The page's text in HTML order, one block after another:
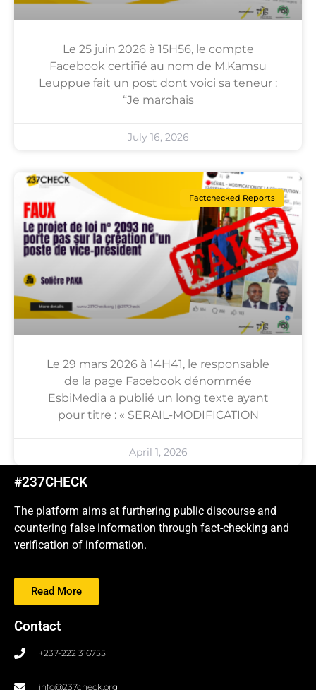
Le 25 juin 2026 à 15H56, le compte
Facebook certifié au nom de M.Kamsu
Leuppue fait un post dont voici sa teneur :
“Je marchais
July 16, 2026
Factchecked Reports
Le 29 mars 2026 à 14H41, le responsable
de la page Facebook dénommée
EsbiMedia a publié un long texte ayant
pour titre : « SERAIL-MODIFICATION
April 1, 2026
#237CHECK
The platform aims at furthering public discourse and
countering false information through fact-checking and
verification of information.
Read More
Contact
+237-222 316755
info@237check.org